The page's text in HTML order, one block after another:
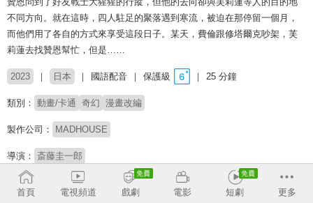
不同方向。就在這時，四人駐足的聚落遇到寒流，被迫在那停留一個月，
而他們用了各自的方式來享受這段日子。某天，費倫跟修塔爾克吵架，芙
莉蓮去找贊恩幫忙，但是……
2023 日本 國語配音 保護級 25 分鐘
類別： 動畫/卡通 奇幻 漫畫改編
製作公司： MADHOUSE
導演： 斎藤圭一郎
配音： 喬資淯 林沛笭 王辰驊 連思宇
首頁
電視頻道 戲劇 電影 短劇 更多